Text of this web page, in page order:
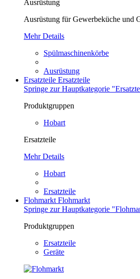
Ausrüstung
Ausrüstung für Gewerbeküche und
Mehr Details
Spülmaschinenkörbe
Ausrüstung
Ersatzteile Ersatzteile
Springe zur Hauptkategorie
Produktgruppen
Hobart
Ersatzteile
Mehr Details
Hobart
Ersatzteile
Flohmarkt Flohmarkt
Springe zur Hauptkategorie
Produktgruppen
Ersatzteile
Geräte